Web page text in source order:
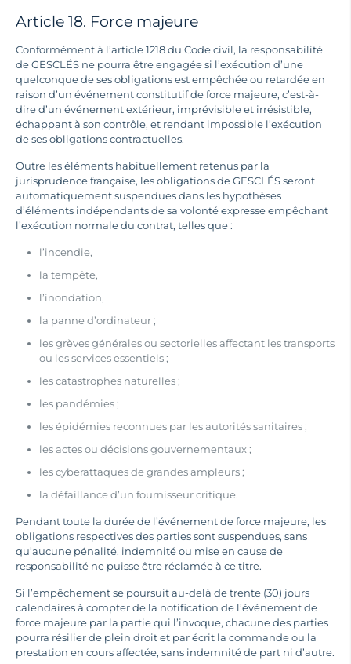
Article 18. Force majeure
Conformément à l’article 1218 du Code civil, la responsabilité
de GESCLÉS ne pourra être engagée si l’exécution d’une
quelconque de ses obligations est empêchée ou retardée en
raison d’un événement constitutif de force majeure, c’est-à-
dire d’un événement extérieur, imprévisible et irrésistible,
échappant à son contrôle, et rendant impossible l’exécution
de ses obligations contractuelles.
Outre les éléments habituellement retenus par la
jurisprudence française, les obligations de GESCLÉS seront
automatiquement suspendues dans les hypothèses
d’éléments indépendants de sa volonté expresse empêchant
l’exécution normale du contrat, telles que :
l’incendie,
la tempête,
l’inondation,
la panne d’ordinateur ;
les grèves générales ou sectorielles affectant les transports
ou les services essentiels ;
les catastrophes naturelles ;
les pandémies ;
les épidémies reconnues par les autorités sanitaires ;
les actes ou décisions gouvernementaux ;
les cyberattaques de grandes ampleurs ;
la défaillance d’un fournisseur critique.
Pendant toute la durée de l’événement de force majeure, les
obligations respectives des parties sont suspendues, sans
qu’aucune pénalité, indemnité ou mise en cause de
responsabilité ne puisse être réclamée à ce titre.
Si l’empêchement se poursuit au-delà de trente (30) jours
calendaires à compter de la notification de l’événement de
force majeure par la partie qui l’invoque, chacune des parties
pourra résilier de plein droit et par écrit la commande ou la
prestation en cours affectée, sans indemnité de part ni d’autre.